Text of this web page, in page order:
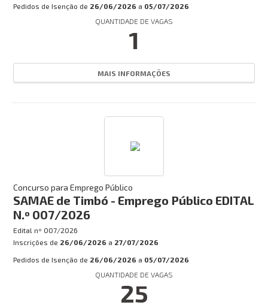
Pedidos de Isenção de 26/06/2026 a 05/07/2026
QUANTIDADE DE VAGAS
1
MAIS INFORMAÇÕES
Concurso para Emprego Público
SAMAE de Timbó - Emprego Público EDITAL
N.º 007/2026
Edital nº 007/2026
Inscrições de 26/06/2026 a 27/07/2026
Pedidos de Isenção de 26/06/2026 a 05/07/2026
QUANTIDADE DE VAGAS
25